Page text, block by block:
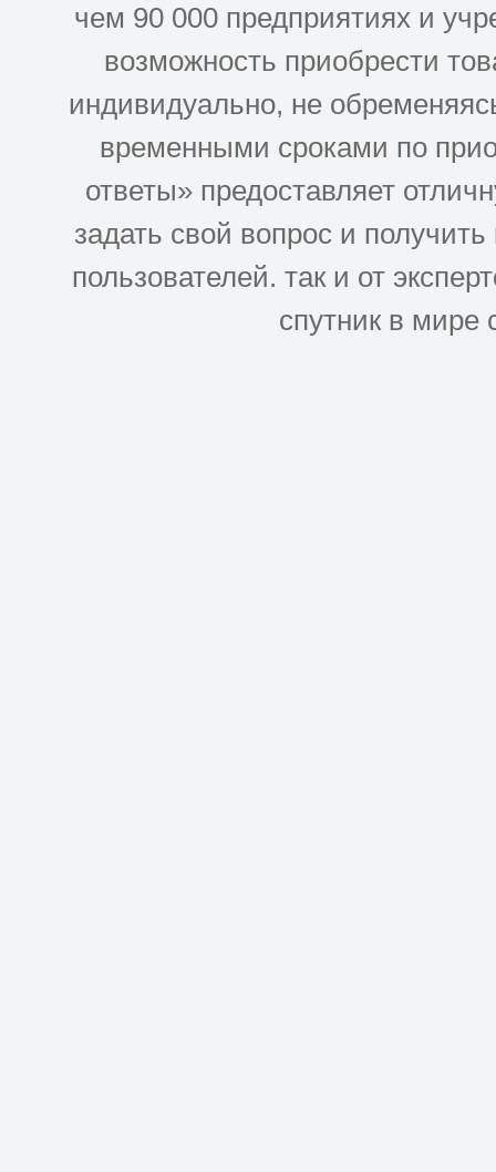
чем 90 000 предприятиях и
возможность приобрести
индивидуально, не
временными сроками по
ответы» предоставляет
задать свой вопрос и
пользователей. так и от
спутник в